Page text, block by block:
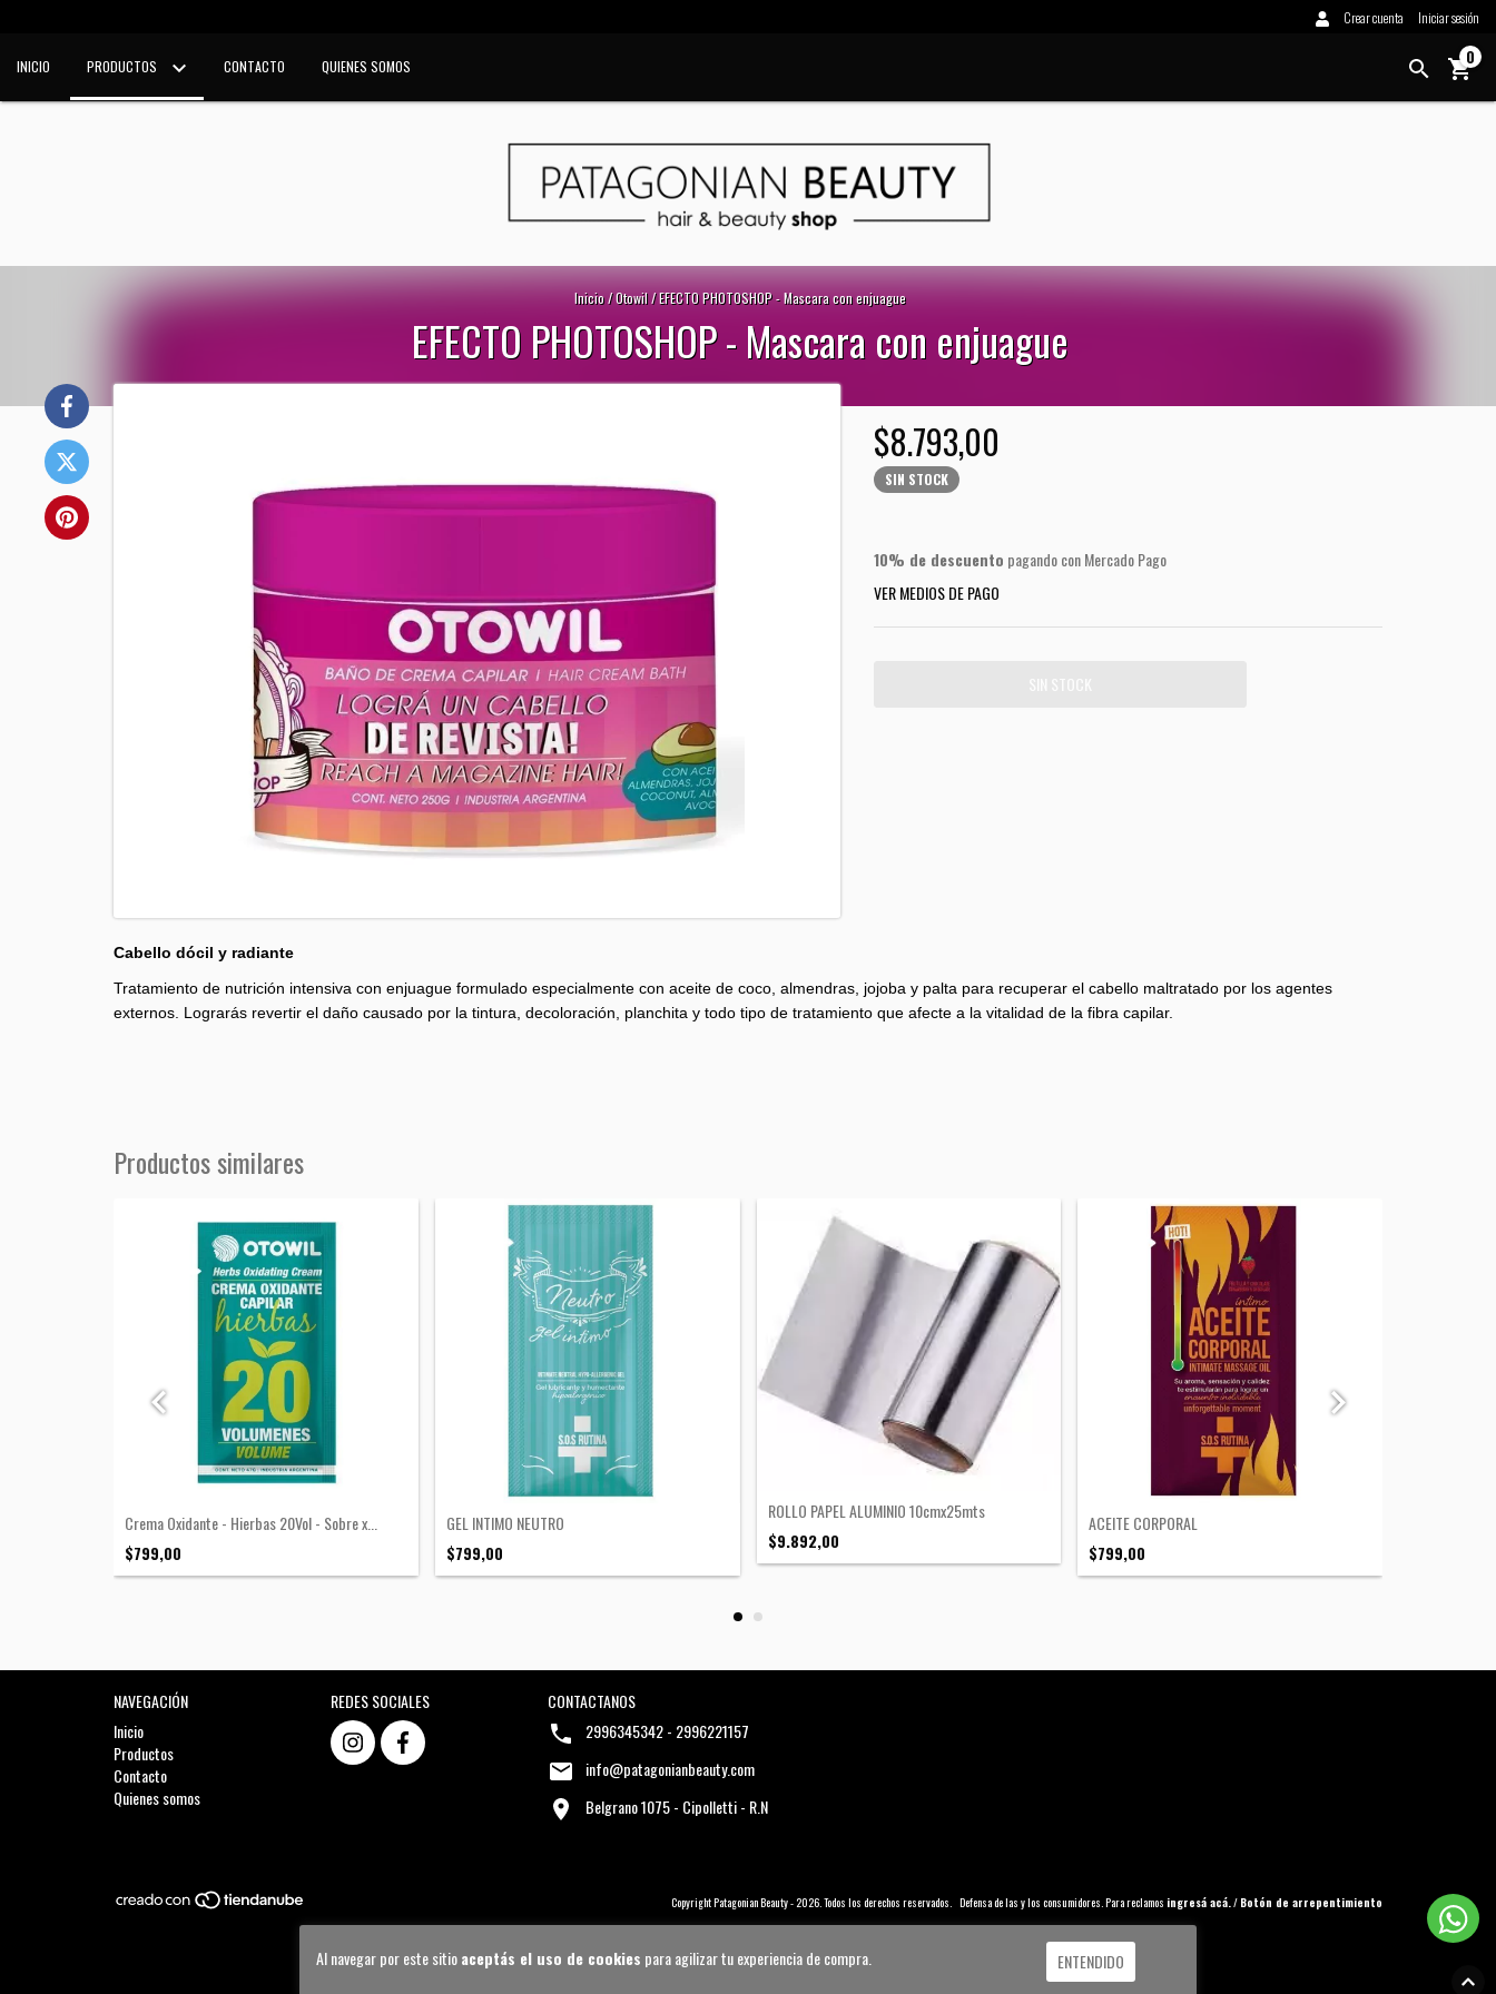
Crear cuenta Iniciar sesión
INICIO PRODUCTOS CONTACTO QUIENES SOMOS 0
Al navegar por este sitioaceptás el uso de cookies para agilizar tu experiencia de compra. ENTENDIDO
Inicio / Otowil / EFECTO PHOTOSHOP - Mascara con enjuague
EFECTO PHOTOSHOP - Mascara con enjuague
$8.793,00
SIN STOCK
10% de descuento pagando con Mercado Pago
VER MEDIOS DE PAGO
Cabello dócil y radiante
Tratamiento de nutrición intensiva con enjuague formulado especialmente con aceite de coco, almendras, jojoba y palta para recuperar el cabello maltratado por los agentes
externos. Lograrás revertir el daño causado por la tintura, decoloración, planchita y todo tipo de tratamiento que afecte a la vitalidad de la fibra capilar.
Productos similares
Crema Oxidante - Hierbas 20Vol - Sobre x...
$799,00
GEL INTIMO NEUTRO
$799,00
ROLLO PAPEL ALUMINIO 10cmx25mts
$9.892,00
ACEITE CORPORAL
$799,00
NAVEGACIÓN
Inicio
Productos
Contacto
Quienes somos
REDES SOCIALES
CONTACTANOS
2996345342 - 2996221157
info@patagonianbeauty.com
Belgrano 1075 - Cipolletti - R.N
Copyright Patagonian Beauty - 2026. Todos los derechos reservados. Defensa de las y los consumidores. Para reclamos ingresá acá. / Botón de arrepentimiento